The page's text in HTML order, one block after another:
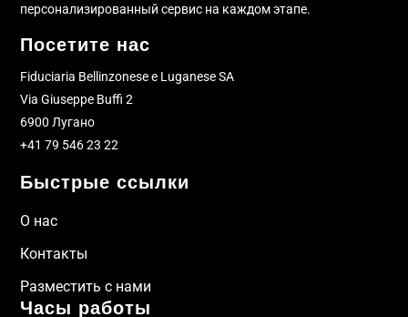
персонализированный сервис на каждом этапе.
Посетите нас
Fiduciaria Bellinzonese e Luganese SA
Via Giuseppe Buffi 2
6900 Лугано
+41 79 546 23 22
Быстрые ссылки
О нас
Контакты
Разместить с нами
Часы работы